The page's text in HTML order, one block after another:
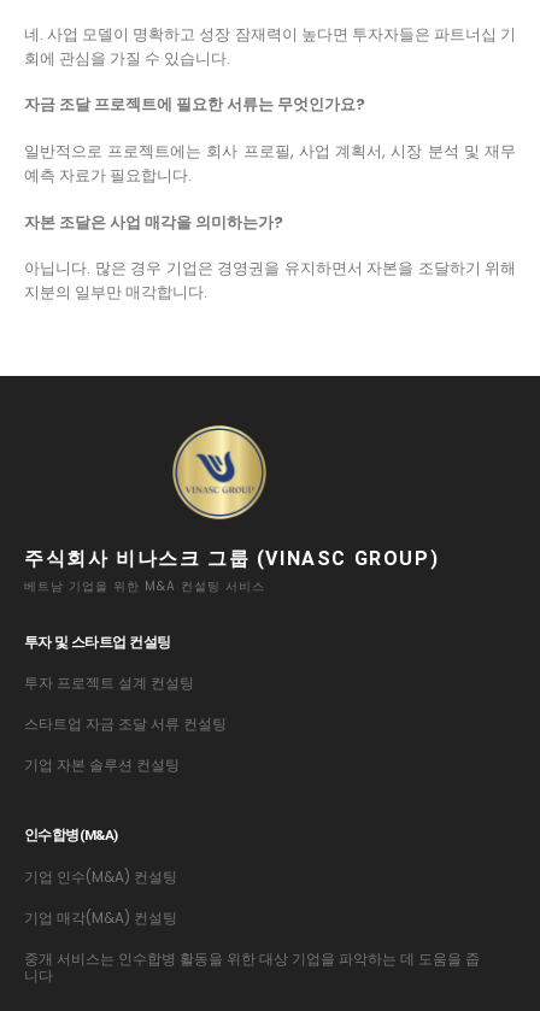
네. 사업 모델이 명확하고 성장 잠재력이 높다면 투자자들은 파트너십 기
회에 관심을 가질 수 있습니다.
자금 조달 프로젝트에 필요한 서류는 무엇인가요?
일반적으로 프로젝트에는 회사 프로필, 사업 계획서, 시장 분석 및 재무
예측 자료가 필요합니다.
자본 조달은 사업 매각을 의미하는가?
아닙니다. 많은 경우 기업은 경영권을 유지하면서 자본을 조달하기 위해
지분의 일부만 매각합니다.
주식회사 비나스크 그룹 (VINASC GROUP)
베트남 기업을 위한 M&A 컨설팅 서비스
투자 및 스타트업 컨설팅
투자 프로젝트 설계 컨설팅
스타트업 자금 조달 서류 컨설팅
기업 자본 솔루션 컨설팅
인수합병(M&A)
기업 인수(M&A) 컨설팅
기업 매각(M&A) 컨설팅
중개 서비스는 인수합병 활동을 위한 대상 기업을 파악하는 데 도움을 줍
니다